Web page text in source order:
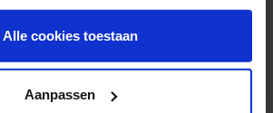
Alle cookies toestaan
Aanpassen